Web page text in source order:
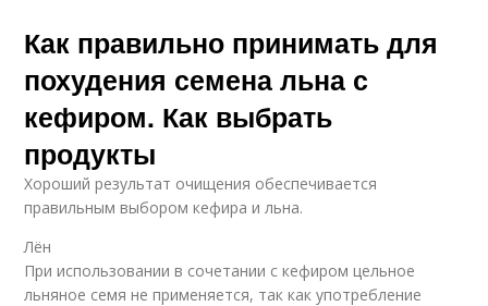
Как правильно принимать для
похудения семена льна с
кефиром. Как выбрать
продукты
Хороший результат очищения обеспечивается
правильным выбором кефира и льна.
Лён
При использовании в сочетании с кефиром цельное
льняное семя не применяется, так как употребление